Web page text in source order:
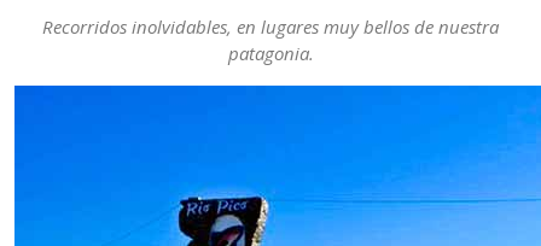
Recorridos inolvidables, en lugares muy bellos de nuestra
patagonia.